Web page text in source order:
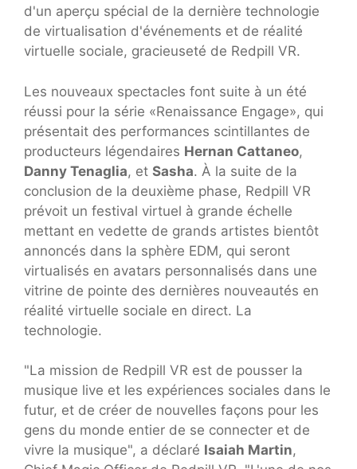
d'un aperçu spécial de la dernière technologie
de virtualisation d'événements et de réalité
virtuelle sociale, gracieuseté de Redpill VR.
Les nouveaux spectacles font suite à un été
réussi pour la série «Renaissance Engage», qui
présentait des performances scintillantes de
producteurs légendaires Hernan Cattaneo,
Danny Tenaglia, et Sasha. À la suite de la
conclusion de la deuxième phase, Redpill VR
prévoit un festival virtuel à grande échelle
mettant en vedette de grands artistes bientôt
annoncés dans la sphère EDM, qui seront
virtualisés en avatars personnalisés dans une
vitrine de pointe des dernières nouveautés en
réalité virtuelle sociale en direct. La
technologie.
"La mission de Redpill VR est de pousser la
musique live et les expériences sociales dans le
futur, et de créer de nouvelles façons pour les
gens du monde entier de se connecter et de
vivre la musique", a déclaré Isaiah Martin,